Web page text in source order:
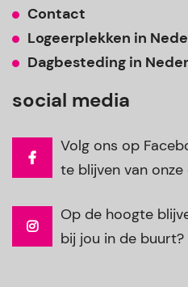
Contact
Logeerplekken in
Dagbesteding in
social media
Volg ons op
te blijven van
Op de hoogte
bij jou in de